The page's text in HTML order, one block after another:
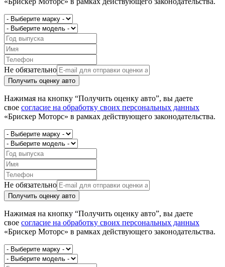
Не обязательно
Получить оценку авто
Нажимая на кнопку “Получить оценку авто”, вы даете
свое согласие на обработку своих персональных данных
«Брискер Моторс» в рамках действующего законодательства.
Не обязательно
Получить оценку авто
Нажимая на кнопку “Получить оценку авто”, вы даете
свое согласие на обработку своих персональных данных
«Брискер Моторс» в рамках действующего законодательства.